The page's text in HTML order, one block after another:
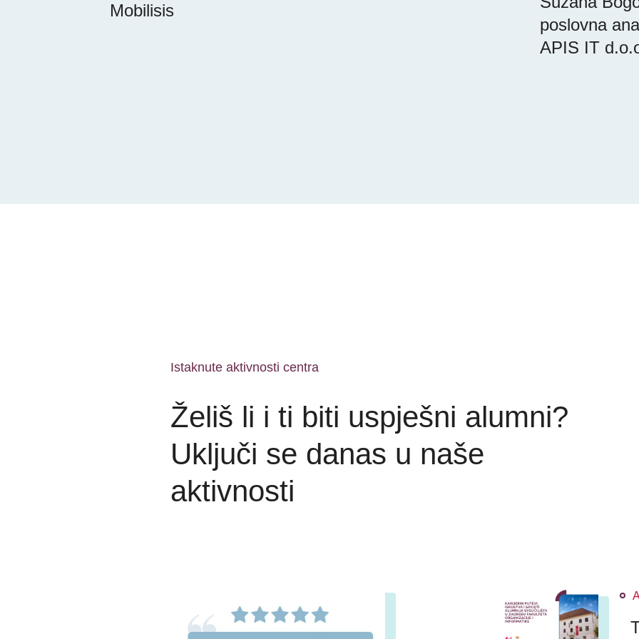
Mobilisis
poslovna
APIS IT
Istaknute aktivnosti centra
Želiš li i ti biti uspješni alumni?
Uključi se danas u naše
aktivnosti